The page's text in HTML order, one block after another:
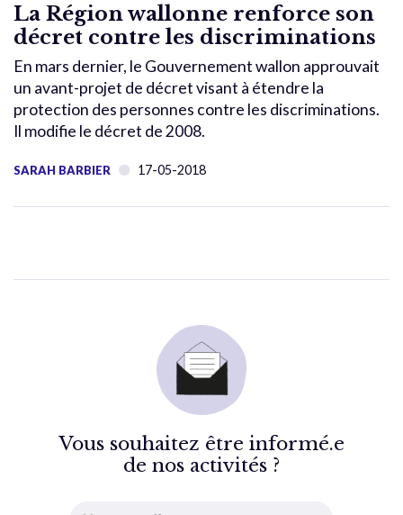
La Région wallonne renforce son
décret contre les discriminations
En mars dernier, le Gouvernement wallon approuvait
un avant-projet de décret visant à étendre la
protection des personnes contre les discriminations.
Il modifie le décret de 2008.
SARAH BARBIER 17-05-2018
Vous souhaitez être informé.e
de nos activités ?